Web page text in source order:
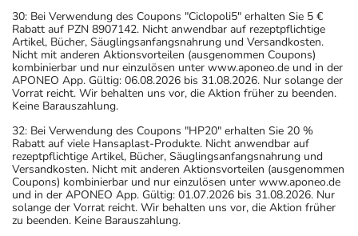
30: Bei Verwendung des Coupons "Ciclopoli5" erhalten Sie 5 €
Rabatt auf PZN 8907142. Nicht anwendbar auf rezeptpflichtige
Artikel, Bücher, Säuglingsanfangsnahrung und Versandkosten.
Nicht mit anderen Aktionsvorteilen (ausgenommen Coupons)
kombinierbar und nur einzulösen unter www.aponeo.de und in der
APONEO App. Gültig: 06.08.2026 bis 31.08.2026. Nur solange der
Vorrat reicht. Wir behalten uns vor, die Aktion früher zu beenden.
Keine Barauszahlung.
32: Bei Verwendung des Coupons "HP20" erhalten Sie 20 %
Rabatt auf viele Hansaplast-Produkte. Nicht anwendbar auf
rezeptpflichtige Artikel, Bücher, Säuglingsanfangsnahrung und
Versandkosten. Nicht mit anderen Aktionsvorteilen (ausgenommen
Coupons) kombinierbar und nur einzulösen unter www.aponeo.de
und in der APONEO App. Gültig: 01.07.2026 bis 31.08.2026. Nur
solange der Vorrat reicht. Wir behalten uns vor, die Aktion früher
zu beenden. Keine Barauszahlung.